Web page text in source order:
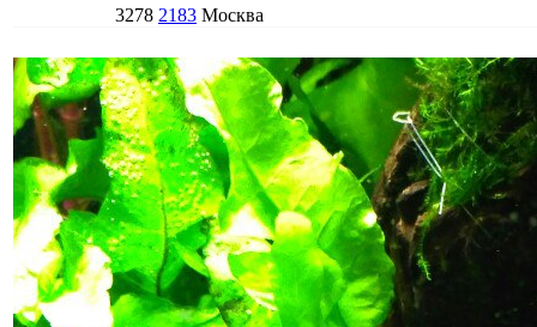
3278 2183 Москва